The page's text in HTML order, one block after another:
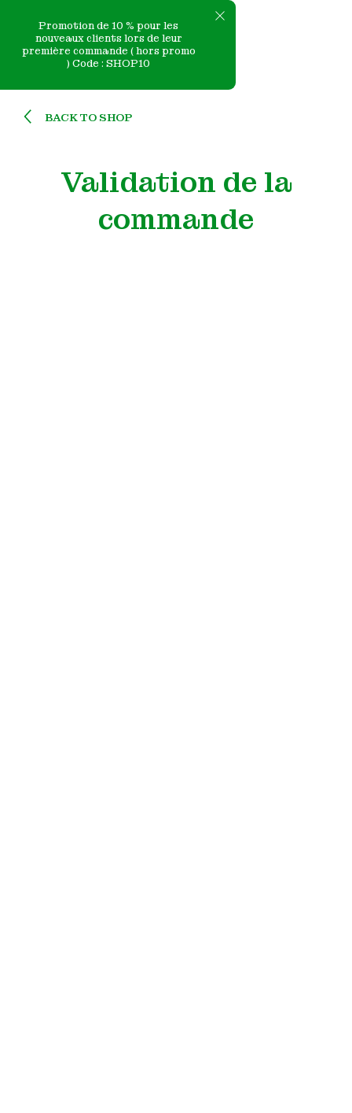
Promotion de 10 % pour les
nouveaux clients lors de leur
première commande ( hors promo
) Code : SHOP10
Skip
BACK TO SHOP
Validation de la
commande